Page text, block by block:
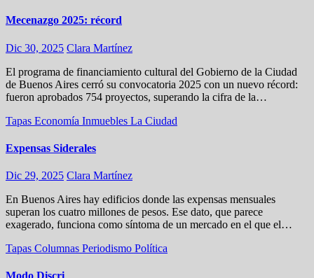
Mecenazgo 2025: récord
Dic 30, 2025 Clara Martínez
El programa de financiamiento cultural del Gobierno de la Ciudad
de Buenos Aires cerró su convocatoria 2025 con un nuevo récord:
fueron aprobados 754 proyectos, superando la cifra de la…
Tapas Economía Inmuebles La Ciudad
Expensas Siderales
Dic 29, 2025 Clara Martínez
En Buenos Aires hay edificios donde las expensas mensuales
superan los cuatro millones de pesos. Ese dato, que parece
exagerado, funciona como síntoma de un mercado en el que el…
Tapas Columnas Periodismo Política